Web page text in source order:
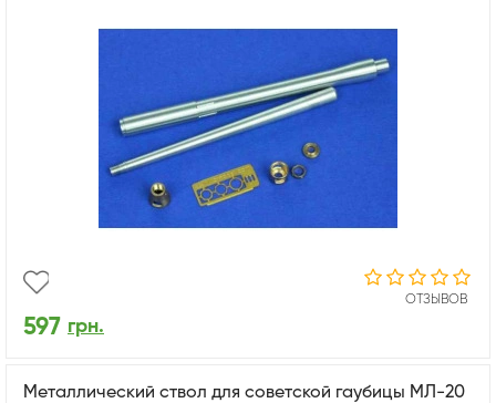
ОТЗЫВОВ
597 грн.
Металлический ствол для советской гаубицы МЛ-20